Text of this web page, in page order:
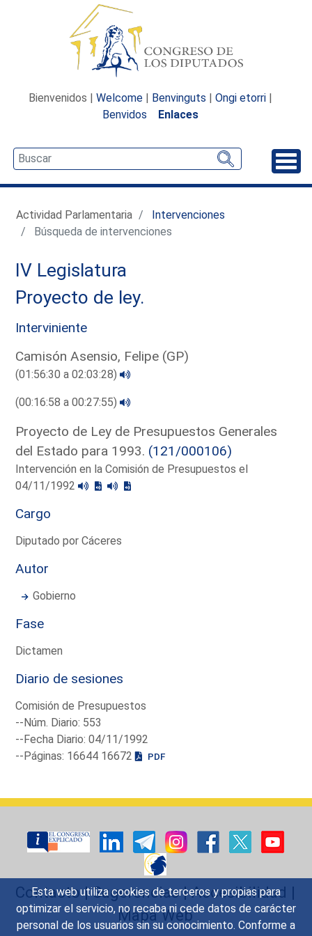
Esta web utiliza cookies de terceros y propias para
optimizar el servicio, no recaba ni cede datos de carácter
personal de los usuarios sin su conocimiento. Conforme a
Bienvenidos | Welcome | Benvinguts | Ongi etorri |
Benvidos
Enlaces
Actividad Parlamentaria
Intervenciones
Búsqueda de intervenciones
IV Legislatura
Proyecto de ley.
Interviniente
Camisón Asensio, Felipe (GP)
(01:56:30 a 02:03:28)
(00:16:58 a 00:27:55)
Proyecto de Ley de Presupuestos Generales
del Estado para 1993. (121/000106)
Intervención en la Comisión de Presupuestos el
04/11/1992
Cargo
Diputado por Cáceres
Autor
Gobierno
Fase
Dictamen
Diario de sesiones
Comisión de Presupuestos
--Núm. Diario: 553
--Fecha Diario: 04/11/1992
--Páginas: 16644 16672
PDF
Contacto|Sugerencias|Accesibilidad |
Mapa Web